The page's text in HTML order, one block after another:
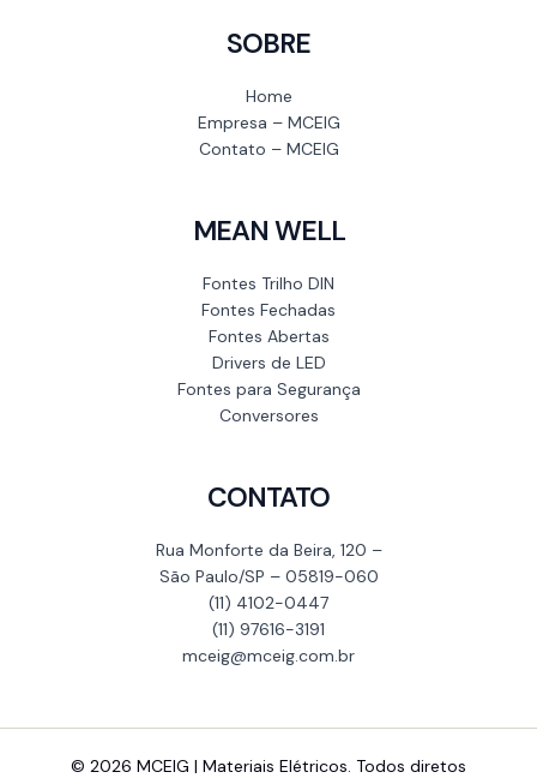
SOBRE
Home
Empresa – MCEIG
Contato – MCEIG
MEAN WELL
Fontes Trilho DIN
Fontes Fechadas
Fontes Abertas
Drivers de LED
Fontes para Segurança
Conversores
CONTATO
Rua Monforte da Beira, 120 –
São Paulo/SP – 05819-060
(11) 4102-0447
(11) 97616-3191
mceig@mceig.com.br
© 2026 MCEIG | Materiais Elétricos. Todos diretos